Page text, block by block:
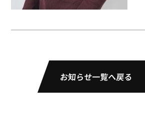
お知らせ一覧へ戻る